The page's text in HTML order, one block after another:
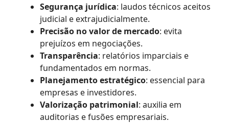
Segurança jurídica: laudos técnicos aceitos
judicial e extrajudicialmente.
Precisão no valor de mercado: evita
prejuízos em negociações.
Transparência: relatórios imparciais e
fundamentados em normas.
Planejamento estratégico: essencial para
empresas e investidores.
Valorização patrimonial: auxilia em
auditorias e fusões empresariais.